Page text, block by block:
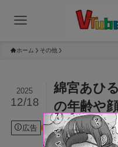
ホーム その他
綿宮あひ
の年齢や
2025
12/18
広告 その他 2025年12